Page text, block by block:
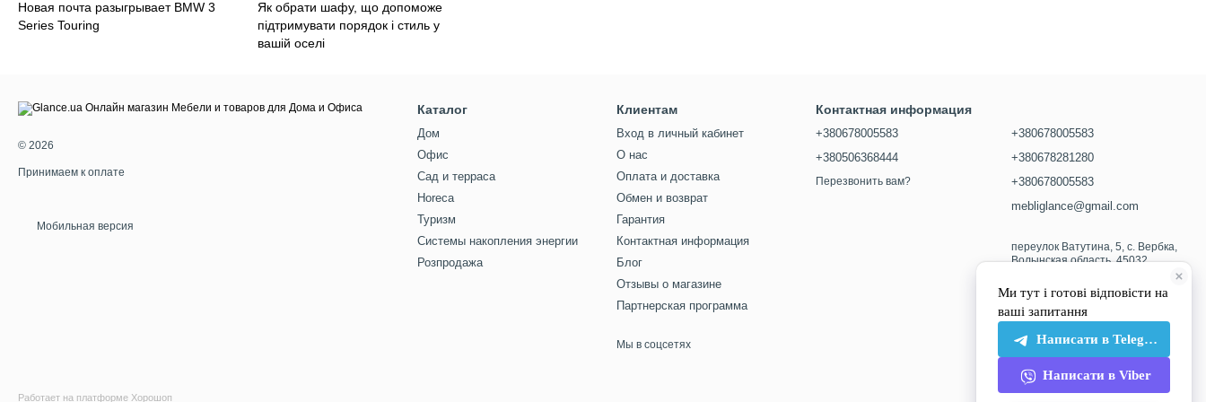
Новая почта разыгрывает BMW 3
Series Touring
Як обрати шафу, що допоможе
підтримувати порядок і стиль у
вашій оселі
© 2026
Принимаем к оплате
Мобильная версия
Работает на платформе Хорошоп
Каталог
Дом
Офис
Сад и терраса
Horeca
Туризм
Системы накопления энергии
Розпродажа
Клиентам
Вход в личный кабинет
О нас
Оплата и доставка
Обмен и возврат
Гарантия
Контактная информация
Блог
Отзывы о магазине
Партнерская программа
Мы в соцсетях
Контактная информация
+380678005583
+380506368444
Перезвонить вам?
+380678005583
+380678281280
+380678005583
mebliglance@gmail.com
переулок Ватутина, 5, с. Вербка,
Волынская область, 45032